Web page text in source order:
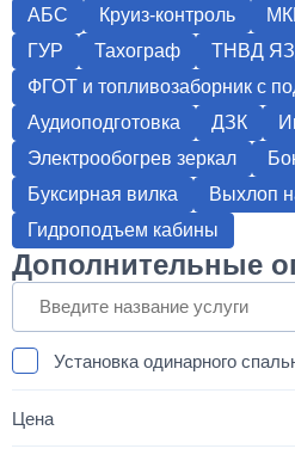
АБС Круиз-контроль
ГУР
Тахограф
ТНВД
ФГОТ и топливозаборник с
Аудиоподготовка
ДЗК
Электрообогрев зеркал
Буксирная вилка
Выхлоп
Гидроподъем кабины
Дополнительные
Установка одинарного